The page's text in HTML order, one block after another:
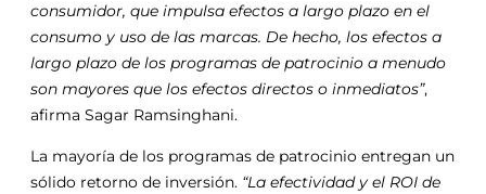
consumidor, que impulsa efectos a largo plazo en el
consumo y uso de las marcas. De hecho, los efectos a
largo plazo de los programas de patrocinio a menudo
son mayores que los efectos directos o inmediatos”,
afirma Sagar Ramsinghani.
La mayoría de los programas de patrocinio entregan un
sólido retorno de inversión. “La efectividad y el ROI de